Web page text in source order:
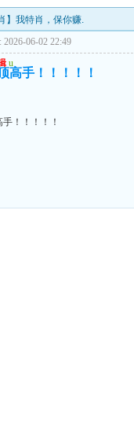
】我特肖，保你赚.
06-02 22:49
u
高手！！！！！
手！！！！！